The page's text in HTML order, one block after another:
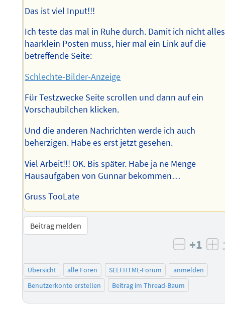
Das ist viel Input!!!
Ich teste das mal in Ruhe durch. Damit ich nicht alles
haarklein Posten muss, hier mal ein Link auf die
betreffende Seite:
Schlechte-Bilder-Anzeige
Für Testzwecke Seite scrollen und dann auf ein
Vorschaubilchen klicken.
Und die anderen Nachrichten werde ich auch
beherzigen. Habe es erst jetzt gesehen.
Viel Arbeit!!! OK. Bis später. Habe ja ne Menge
Hausaufgaben von Gunnar bekommen…
Gruss TooLate
Beitrag melden
negativ
+1
Übersicht alle Foren SELFHTML-Forum
anmelden
Benutzerkonto erstellen
Beitrag im Thread-Baum